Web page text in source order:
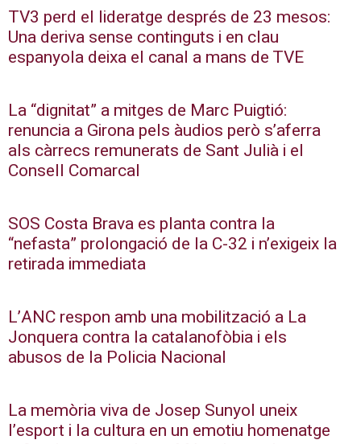
TV3 perd el lideratge després de 23 mesos:
Una deriva sense continguts i en clau
espanyola deixa el canal a mans de TVE
La “dignitat” a mitges de Marc Puigtió:
renuncia a Girona pels àudios però s’aferra
als càrrecs remunerats de Sant Julià i el
Consell Comarcal
SOS Costa Brava es planta contra la
“nefasta” prolongació de la C-32 i n’exigeix la
retirada immediata
L’ANC respon amb una mobilització a La
Jonquera contra la catalanofòbia i els
abusos de la Policia Nacional
La memòria viva de Josep Sunyol uneix
l’esport i la cultura en un emotiu homenatge